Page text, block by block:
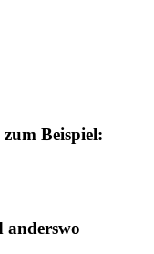
Beispiel:
anderswo